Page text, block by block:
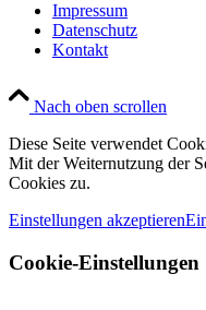
Impressum
Datenschutz
Kontakt
Nach oben scrollen
Diese Seite verwendet
Mit der Weiternutzung der
Cookies zu.
Einstellungen akzeptieren
Cookie-Einstellungen